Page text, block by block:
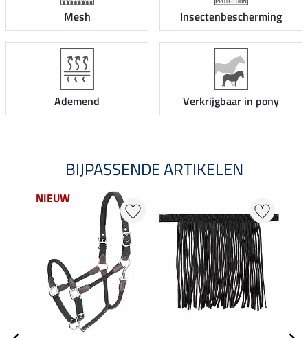
Mesh Insectenbescherming
Ademend Verkrijgbaar in pony
BIJPASSENDE ARTIKELEN
NIEUW